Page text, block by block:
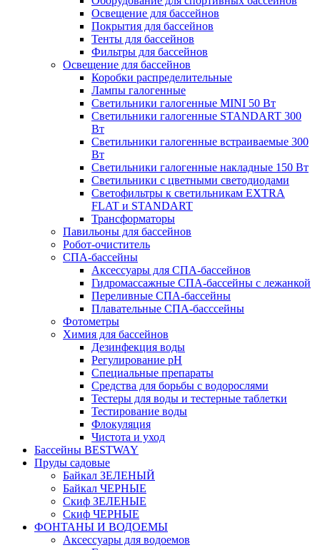
Освещение для бассейнов
Покрытия для бассейнов
Тенты для бассейнов
Фильтры для бассейнов
Освещение для бассейнов
Коробки распределительные
Лампы галогенные
Светильники галогенные MINI 50 Вт
Светильники галогенные STANDART 300
Вт
Светильники галогенные встраиваемые 300
Вт
Светильники галогенные накладные 150 Вт
Светильники с цветными светодиодами
Светофильтры к светильникам EXTRA
FLAT и STANDART
Трансформаторы
Павильоны для бассейнов
Робот-очиститель
СПА-бассейны
Аксессуары для СПА-бассейнов
Гидромассажные СПА-бассейны с лежанкой
Переливные СПА-бассейны
Плавательные СПА-басссейны
Фотометры
Химия для бассейнов
Дезинфекция воды
Регулирование pH
Специальные препараты
Средства для борьбы с водорослями
Тестеры для воды и тестерные таблетки
Тестирование воды
Флокуляция
Чистота и уход
Бассейны BESTWAY
Пруды садовые
Байкал ЗЕЛЕНЫЙ
Байкал ЧЕРНЫЕ
Скиф ЗЕЛЕНЫЕ
Скиф ЧЕРНЫЕ
ФОНТАНЫ И ВОДОЕМЫ
Аксессуары для водоемов